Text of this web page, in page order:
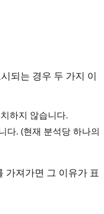
되는 경우 두 가지 이
하지 않습니다.
다. (현재 분석당 하나의
가져가면 그 이유가 표